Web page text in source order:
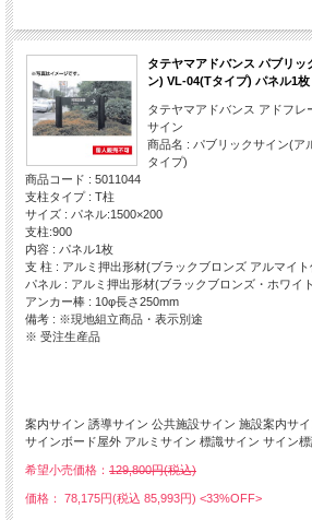
タテヤマアドバンス パブリッ
ン) VL-04(Tタイプ) パネル1
タテヤマアドバンス アドフレ
サイン
商品名 : パブリックサイン(ア
タイプ)
商品コード : 5011044
支柱タイプ : T柱
サイズ : パネル:1500×200
支柱:900
内容 : パネル1枚
支 柱 : アルミ押出形材(ブラックブロンズ アルマイト
パネル : アルミ押出形材(ブラックブロンズ・ホワイ
アンカー棒 : 10φ長さ250mm
備考 : ※現地組立商品・表示別途
※ 受注生産品
案内サイン 誘導サイン 公共施設サイン 施設案内サ
サインボード屋外 アルミサイン 標識サイン サイン標
希望小売価格： 129,800円(税込)
価格： 78,175円(税込 85,993円) <33%OFF>